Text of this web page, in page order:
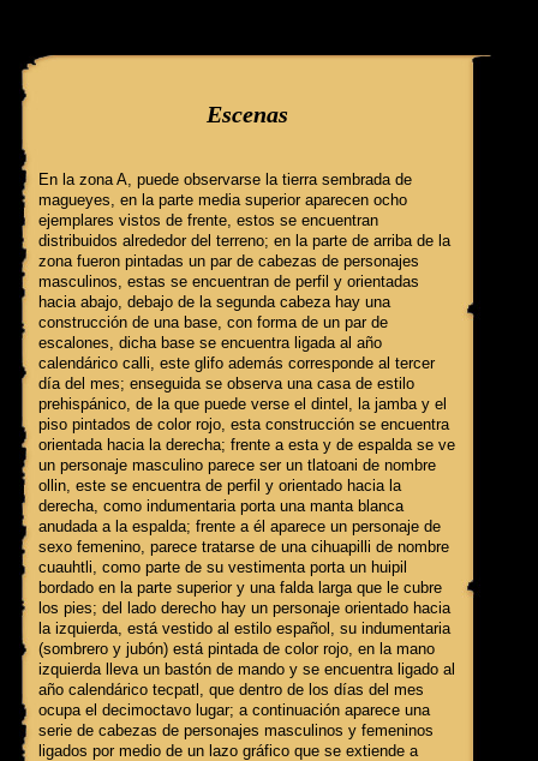
Escenas
En la zona A, puede observarse la tierra sembrada de
magueyes, en la parte media superior aparecen ocho
ejemplares vistos de frente, estos se encuentran
distribuidos alrededor del terreno; en la parte de arriba de la
zona fueron pintadas un par de cabezas de personajes
masculinos, estas se encuentran de perfil y orientadas
hacia abajo, debajo de la segunda cabeza hay una
construcción de una base, con forma de un par de
escalones, dicha base se encuentra ligada al año
calendárico calli, este glifo además corresponde al tercer
día del mes; enseguida se observa una casa de estilo
prehispánico, de la que puede verse el dintel, la jamba y el
piso pintados de color rojo, esta construcción se encuentra
orientada hacia la derecha; frente a esta y de espalda se ve
un personaje masculino parece ser un tlatoani de nombre
ollin, este se encuentra de perfil y orientado hacia la
derecha, como indumentaria porta una manta blanca
anudada a la espalda; frente a él aparece un personaje de
sexo femenino, parece tratarse de una cihuapilli de nombre
cuauhtli, como parte de su vestimenta porta un huipil
bordado en la parte superior y una falda larga que le cubre
los pies; del lado derecho hay un personaje orientado hacia
la izquierda, está vestido al estilo español, su indumentaria
(sombrero y jubón) está pintada de color rojo, en la mano
izquierda lleva un bastón de mando y se encuentra ligado al
año calendárico tecpatl, que dentro de los días del mes
ocupa el decimoctavo lugar; a continuación aparece una
serie de cabezas de personajes masculinos y femeninos
ligados por medio de un lazo gráfico que se extiende a